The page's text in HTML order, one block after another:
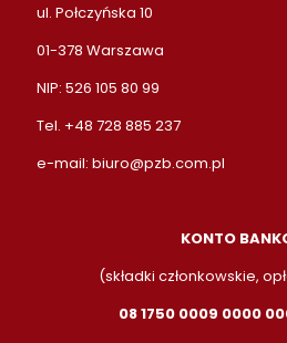
ul. Połczyńska 10
01-378 Warszawa
NIP: 526 105 80 99
Tel. +48 728 885 237
e-mail: biuro@pzb.com.pl
KONTO
(składki członkowskie,
08 1750 0009 0000